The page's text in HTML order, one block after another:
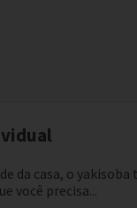
da casa, o yakisoba
você precisa...